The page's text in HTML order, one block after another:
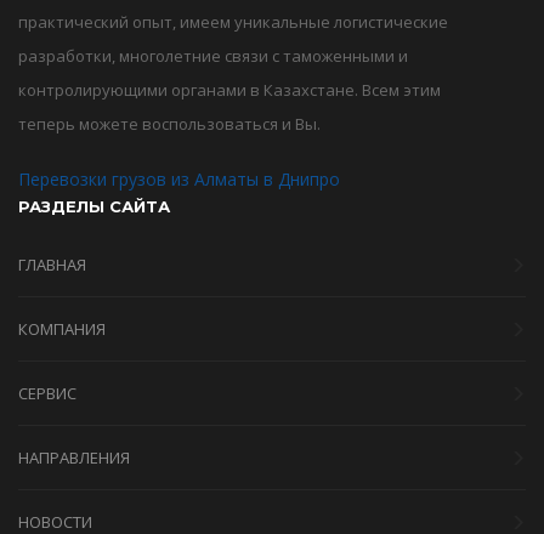
практический опыт, имеем уникальные логистические
разработки, многолетние связи с таможенными и
контролирующими органами в Казахстане. Всем этим
теперь можете воспользоваться и Вы.
Перевозки грузов из Алматы в Днипро
РАЗДЕЛЫ САЙТА
ГЛАВНАЯ
КОМПАНИЯ
СЕРВИС
НАПРАВЛЕНИЯ
НОВОСТИ